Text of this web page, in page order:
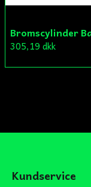
305,19 dkk
Kundservice